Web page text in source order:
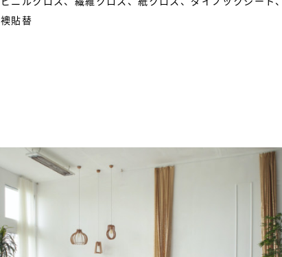
ビニルクロス、繊維クロス、紙クロス、ダイノックシート、
襖貼替